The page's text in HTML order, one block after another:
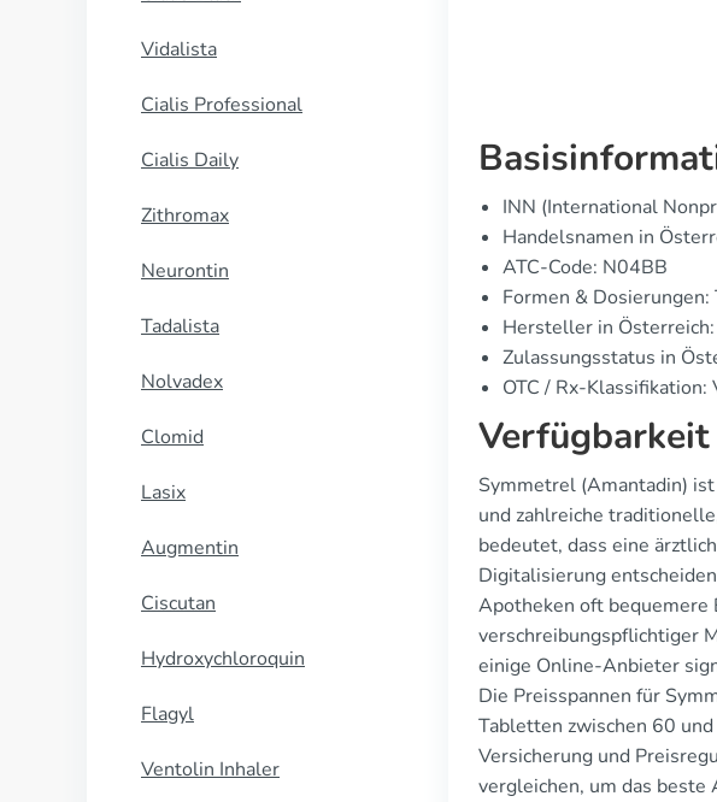
Vidalista
Cialis Professional
Cialis Daily
Zithromax
Neurontin
Tadalista
Nolvadex
Clomid
Lasix
Augmentin
Ciscutan
Hydroxychloroquin
Flagyl
Ventolin Inhaler
INN (International
Handelsnamen in
ATC-Code: N04BB
Formen &
Hersteller in
Zulassungsstatus in
OTC / Rx-
Symmetrel (Amantadin)
und zahlreiche
bedeutet, dass eine
Digitalisierung
Apotheken oft bequemere
verschreibungspflichtiger
einige Online-Anbieter
Die Preisspannen für
Tabletten zwischen 60
Versicherung und
vergleichen, um das beste